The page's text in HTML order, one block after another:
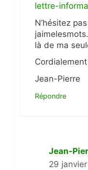
lettre-
N’hésitez
là de ma
Cordialement
Jean-Pierre
Répondre
Jean-
29